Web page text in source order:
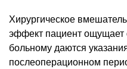
Хирургическое
эффект пациент ощущает
больному даются
послеоперационном